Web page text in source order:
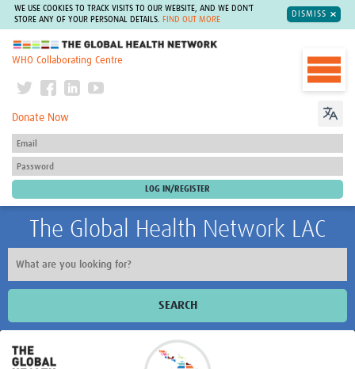
WE USE COOKIES TO TRACK VISITS TO OUR WEBSITE, AND WE DON'T
STORE ANY OF YOUR PERSONAL DETAILS.
FIND OUT MORE
DISMISS
The Global Health Network
WHO Collaborating Centre
Donate Now
The Global Health Network LAC
SEARCH
Inicio